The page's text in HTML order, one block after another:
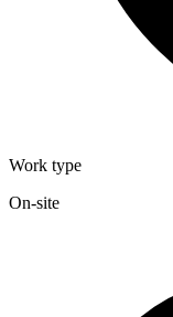
Work type
On-site